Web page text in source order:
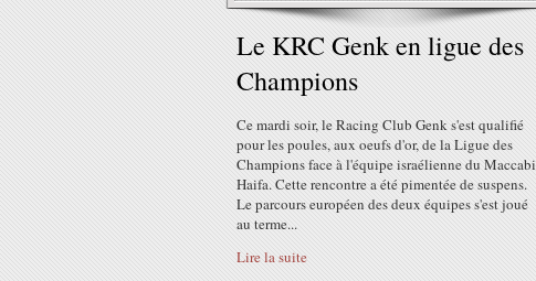
Le KRC Genk en ligue des
Champions
Ce mardi soir, le Racing Club Genk s'est qualifié
pour les poules, aux oeufs d'or, de la Ligue des
Champions face à l'équipe israélienne du Maccabi
Haifa. Cette rencontre a été pimentée de suspens.
Le parcours européen des deux équipes s'est joué
au terme...
Lire la suite